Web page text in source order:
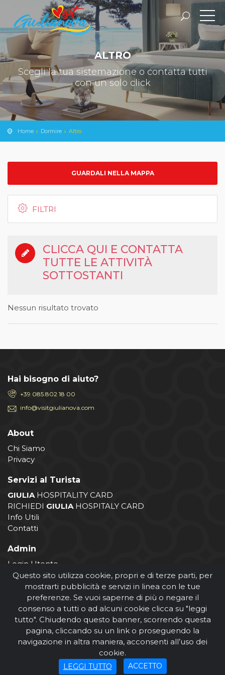
ALTRO
Scegli la tua sistemazione o contatta tutti
con un solo click
Home Dormire Altro
GUARDALI NELLA MAPPA
FILTRI
CLICCA QUI E CONTATTA
TUTTE LE ATTIVITÀ
SOTTOSTANTI
Nessun risultato trovato
Hai bisogno di aiuto?
+39 085.802 18 00
info@visitgiulianova.com
About
Chi Siamo
Privacy
Servizi al Turista
GIULIA HOSPITALITY CARD
RICHIEDI GIULIA HOSPITALY CARD
Info Utili
Contatti
Admin
Login Utente
Login Operatore
Registrazione Operatore
© Comune di Giulianova 2026
Questo sito utilizza cookie, propri e di terze parti, per
mostrarti pubblicità e servizi in linea con le tue
preferenze. Se vuoi saperne di più o negare il
consenso a tutti o ad alcuni cookie clicca su "leggi
tutto". Chiudendo questo banner, scorrendo questa
pagina, cliccando su un link o proseguendo la
navigazione in altra maniera, acconsenti all’uso dei
cookie.
LEGGI TUTTO ACCETTO